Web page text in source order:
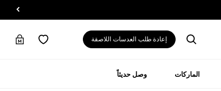
إعادة طلب العدسات اللاصقة
الماركات وصل حديثاً